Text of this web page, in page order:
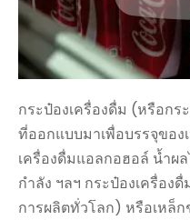
กระป๋องเครื่องดื่ม (หรือก
ที่ออกแบบมาเพื่อบรรจุขอ
เครื่องดื่มแอลกอฮอล์ น้ำผ
กำลัง ฯลฯ กระป๋องเครื่อง
การผลิตทั่วโลก) หรือเหล็